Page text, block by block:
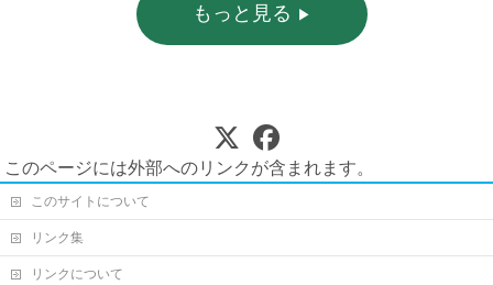
もっと見る
このページには外部へのリンクが含まれます。
このサイトについて
リンク集
リンクについて